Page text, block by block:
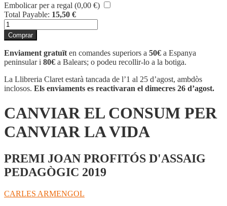
Embolicar per a regal (0,00 €)
Total Payable: 15,50 €
quantitat
de
CANVIAR
EL
CONSUM
PER
CANVIAR
LA
Comprar
Enviament gratuït en comandes superiors a 50€ a Espanya
peninsular i 80€ a Balears; o podeu recollir-lo a la botiga.
La Llibreria Claret estarà tancada de l’1 al 25 d’agost, ambdòs
inclosos. Els enviaments es reactivaran el dimecres 26 d’agost.
CANVIAR EL CONSUM PER
CANVIAR LA VIDA
PREMI JOAN PROFITÓS D'ASSAIG
PEDAGÒGIC 2019
CARLES ARMENGOL